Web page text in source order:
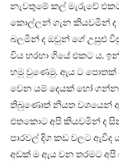
නැවතුමේ කල් මැරුවේ
කොල්ලන් ගැන කියවමින් ද
බලමින් ද ඔවුන් ගේ උසුළු
විය හරහා ගියේ එකට ය.
හමු වුණෙමු. ඇය ට
වෙන යම් දෙයක් හෝ
තිබුණොත් නියත වශයෙන්
එතකොට අපි කියවමින් ද
පාරවල් දිග කඩ වලට
අඩක් ම ඇය වන තරමට අපි